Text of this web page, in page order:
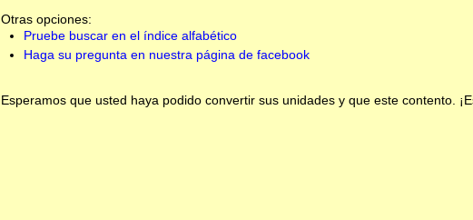
Otras opciones:
Pruebe buscar en el índice alfabético
Haga su pregunta en nuestra página de facebook
Esperamos que usted haya podido convertir sus unidades y que este contento.